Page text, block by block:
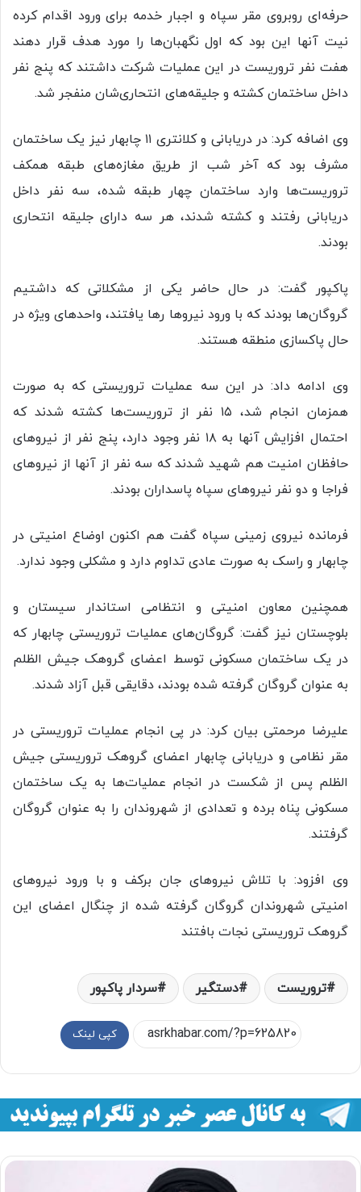
حرفه‌ای روبروی مقر سپاه و اجبار خدمه برای ورود اقدام کرده
نیت آنها این بود که اول نگهبان‌ها را مورد هدف قرار دهند
هفت نفر تروریست در این عملیات شرکت داشتند که پنج نفر
داخل ساختمان کشته و جلیقه‌های انتحاری‌شان منفجر شد.
وی اضافه کرد: در دریابانی و کلانتری ۱۱ چابهار نیز یک ساختمان
مشرف بود که آخر شب از طریق مغازه‌های طبقه همکف
تروریست‌ها وارد ساختمان چهار طبقه شده، سه نفر داخل
دریابانی رفتند و کشته شدند، هر سه دارای جلیقه انتحاری
بودند.
پاکپور گفت: در حال حاضر یکی از مشکلاتی که داشتیم
گروگان‌ها بودند که با ورود نیروها رها یافتند، واحدهای ویژه در
حال پاکسازی منطقه هستند.
وی ادامه داد: در این سه عملیات تروریستی که به صورت
همزمان انجام شد، ۱۵ نفر از تروریست‌ها کشته شدند که
احتمال افزایش آنها به ۱۸ نفر وجود دارد، پنج نفر از نیروهای
حافظان امنیت هم شهید شدند که سه نفر از آنها از نیروهای
فراجا و دو نفر نیروهای سپاه پاسداران بودند.
فرمانده نیروی زمینی سپاه گفت هم اکنون اوضاع امنیتی در
چابهار و راسک به صورت عادی تداوم دارد و مشکلی وجود ندارد.
همچنین معاون امنیتی و انتظامی استاندار سیستان و
بلوچستان نیز گفت: گروگان‌های عملیات تروریستی چابهار که
در یک ساختمان مسکونی توسط اعضای گروهک جیش الظلم
به عنوان گروگان گرفته شده بودند، دقایقی قبل آزاد شدند.
علیرضا مرحمتی بیان کرد: در پی انجام عملیات تروریستی در
مقر نظامی و دریابانی چابهار اعضای گروهک تروریستی جیش
الظلم پس از شکست در انجام عملیات‌ها به یک ساختمان
مسکونی پناه برده و تعدادی از شهروندان را به عنوان گروگان
گرفتند.
وی افزود: با تلاش نیروهای جان برکف و با ورود نیروهای
امنیتی شهروندان گروگان گرفته شده از چنگال اعضای این
گروهک تروریستی نجات بافتند
تروریست دستگیر سردار پاکپور
کپی لینک